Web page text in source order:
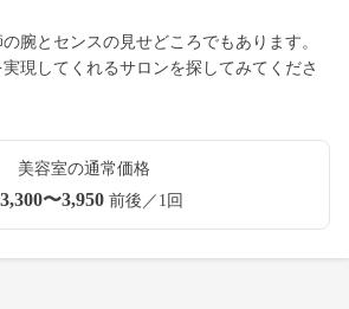
腕とセンスの見せどころでもあります。
現してくれるサロンを探してみてくださ
美容室の通常価格
〜3,950前後／1回